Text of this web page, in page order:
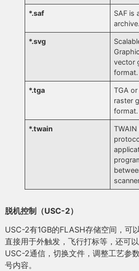
*.saf
SAF is
archive.
*.svg
vector
format.
*.tga
TGA or
raster
format.
*.twain
脱机控制（USC-2）
USC-2有1GB的FLASH存储空间，可
直接用于外触发，飞行打标等，还可
USC-2通信，切换文件，调整工艺参
号内容。